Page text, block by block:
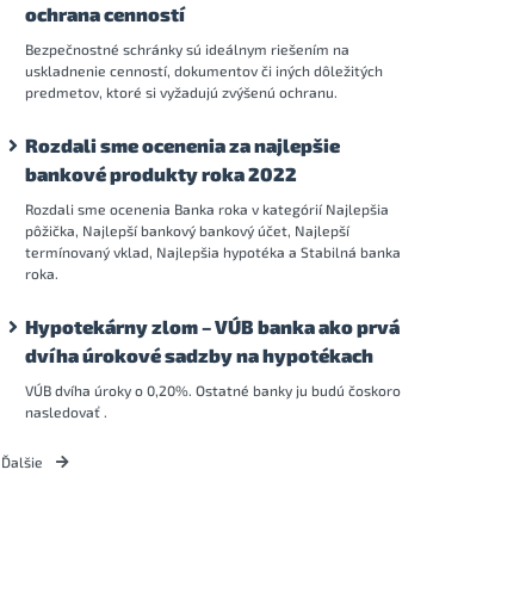
ochrana cenností
Bezpečnostné schránky sú ideálnym riešením na
uskladnenie cenností, dokumentov či iných dôležitých
predmetov, ktoré si vyžadujú zvýšenú ochranu.
Rozdali sme ocenenia za najlepšie
bankové produkty roka 2022
Rozdali sme ocenenia Banka roka v kategórií Najlepšia
pôžička, Najlepší bankový bankový účet, Najlepší
termínovaný vklad, Najlepšia hypotéka a Stabilná banka
roka.
Hypotekárny zlom – VÚB banka ako prvá
dvíha úrokové sadzby na hypotékach
VÚB dvíha úroky o 0,20%. Ostatné banky ju budú čoskoro
nasledovať .
Ďalšie